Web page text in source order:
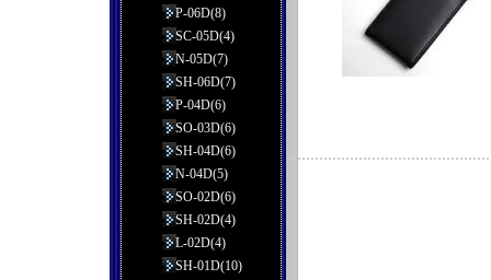
P-06D(8)
SC-05D(4)
N-05D(7)
SH-06D(7)
P-04D(6)
SO-03D(6)
SH-04D(6)
N-04D(5)
SO-02D(6)
SH-02D(4)
L-02D(4)
SH-01D(10)